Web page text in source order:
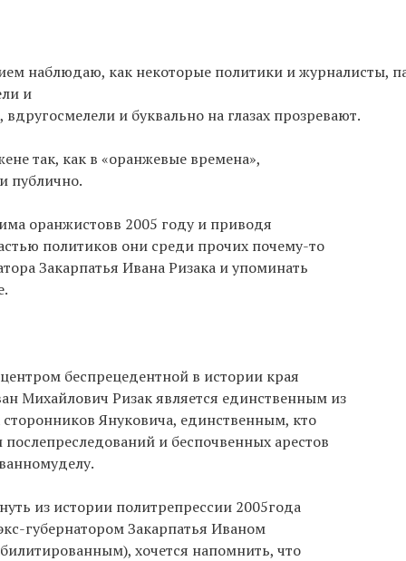
наблюдаю, как некоторые политики и журналисты,
и
вдругосмелели и буквально на глазах прозревают.
так, как в «оранжевые времена»,
публично.
оранжистовв 2005 году и приводя
политиков они среди прочих почему-то
Закарпатья Ивана Ризака и упоминать
беспрецедентной в истории края
Михайлович Ризак является единственным из
Януковича, единственным, кто
и беспочвенных арестов
из истории политрепрессии 2005года
губернатором Закарпатья Иваном
хочется напомнить, что